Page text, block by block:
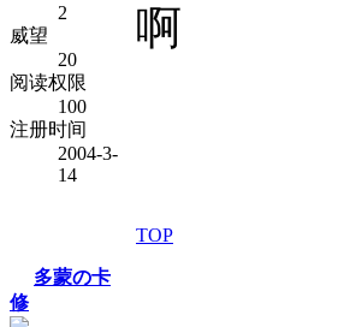
2
威望
20
阅读权限
100
注册时间
2004-3-
14
啊
TOP
多蒙の卡
修